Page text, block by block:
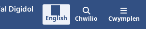
Digidol
English Chwilio Cwymplen